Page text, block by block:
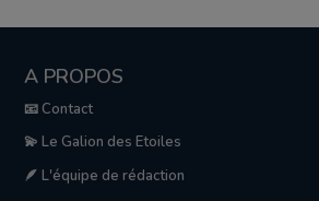
A PROPOS
📧 Contact
💫 Le Galion des Etoiles
🪶 L'équipe de rédaction